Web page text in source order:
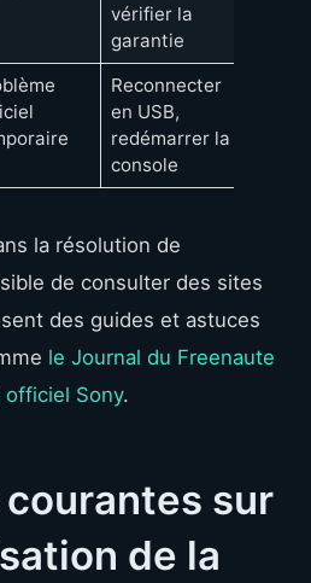
vérifier la
garantie
Reconnecter
en USB,
redémarrer la
console
la résolution de
de consulter des sites
des guides et astuces
le Journal du Freenaute
Sony.
sur
de la